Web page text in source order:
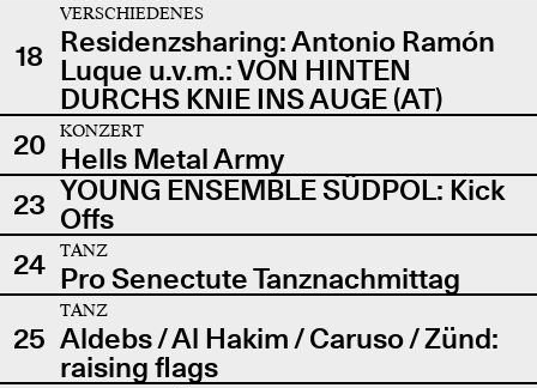
18
VERSCHIEDENES
Residenzsharing: Antonio Ramón
Luque u.v.m.: VON HINTEN
DURCHS KNIE INS AUGE (AT)
20
KONZERT
Hells Metal Army
23 YOUNG ENSEMBLE SÜDPOL: Kick
Offs
24
TANZ
Pro Senectute Tanznachmittag
25
TANZ
Aldebs / Al Hakim / Caruso / Zünd:
raising flags